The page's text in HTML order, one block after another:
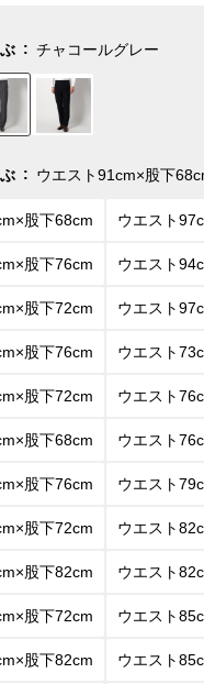
チャコールグレー
ウエスト91cm×股下
股下68cm ウエスト
股下76cm ウエスト
股下72cm ウエスト
股下76cm ウエスト
股下72cm ウエスト
股下68cm ウエスト
股下76cm ウエスト
股下72cm ウエスト
股下82cm ウエスト
股下72cm ウエスト
股下82cm ウエスト